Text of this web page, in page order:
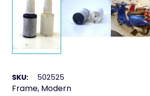
SKU: 502525
Frame, Modern